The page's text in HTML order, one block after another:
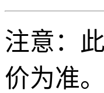
注意：
价为准。